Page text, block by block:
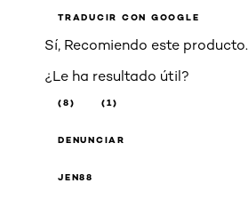
TRADUCIR CON GOOGLE
Sí, Recomiendo este producto.
¿Le ha resultado útil?
(8) (1)
DENUNCIAR
JEN88